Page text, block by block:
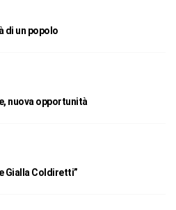
di un popolo
nuova opportunità
Gialla Coldiretti”